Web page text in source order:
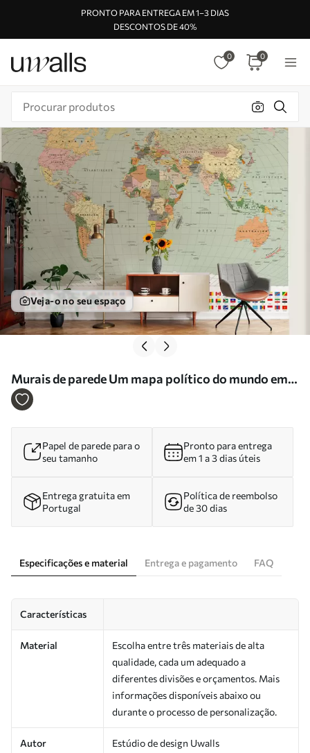
PRONTO PARA ENTREGA EM 1–3 DIAS
DESCONTOS DE 40%
0 0
Veja-o no seu espaço
Murais de parede Um mapa político do mundo em
tons de verde-oliva com bandeiras em alemão Nr.
Papel de parede para o
seu tamanho
Pronto para entrega
em 1 a 3 dias úteis
Entrega gratuita em
Portugal
Política de reembolso
de 30 dias
Especificações e material Entrega e pagamento FAQ
Características
Material
Escolha entre três materiais de alta
qualidade, cada um adequado a
diferentes divisões e orçamentos. Mais
informações disponíveis abaixo ou
durante o processo de personalização.
Autor Estúdio de design Uwalls